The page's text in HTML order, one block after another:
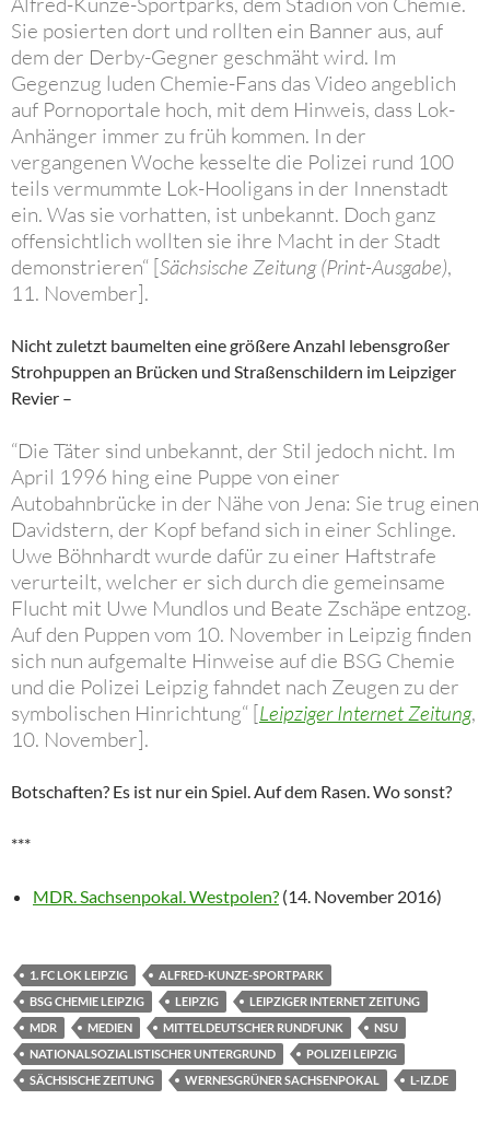
Sie posierten dort und rollten ein Banner aus, auf
dem der Derby-Gegner geschmäht wird. Im
Gegenzug luden Chemie-Fans das Video angeblich
auf Pornoportale hoch, mit dem Hinweis, dass Lok-
Anhänger immer zu früh kommen. In der
vergangenen Woche kesselte die Polizei rund 100
teils vermummte Lok-Hooligans in der Innenstadt
ein. Was sie vorhatten, ist unbekannt. Doch ganz
offensichtlich wollten sie ihre Macht in der Stadt
demonstrieren“ [Sächsische Zeitung (Print-Ausgabe),
11. November].
Nicht zuletzt baumelten eine größere Anzahl lebensgroßer
Strohpuppen an Brücken und Straßenschildern im Leipziger
Revier –
“Die Täter sind unbekannt, der Stil jedoch nicht. Im
April 1996 hing eine Puppe von einer
Autobahnbrücke in der Nähe von Jena: Sie trug einen
Davidstern, der Kopf befand sich in einer Schlinge.
Uwe Böhnhardt wurde dafür zu einer Haftstrafe
verurteilt, welcher er sich durch die gemeinsame
Flucht mit Uwe Mundlos und Beate Zschäpe entzog.
Auf den Puppen vom 10. November in Leipzig finden
sich nun aufgemalte Hinweise auf die BSG Chemie
und die Polizei Leipzig fahndet nach Zeugen zu der
symbolischen Hinrichtung“ [Leipziger Internet Zeitung,
10. November].
Botschaften? Es ist nur ein Spiel. Auf dem Rasen. Wo sonst?
***
MDR. Sachsenpokal. Westpolen? (14. November 2016)
1. FC LOK LEIPZIG
ALFRED-KUNZE-SPORTPARK
BSG CHEMIE LEIPZIG
LEIPZIG
LEIPZIGER INTERNET ZEITUNG
MDR
MEDIEN MITTELDEUTSCHER RUNDFUNK
NSU
NATIONALSOZIALISTISCHER UNTERGRUND
POLIZEI LEIPZIG
SÄCHSISCHE ZEITUNG
WERNESGRÜNER SACHSENPOKAL L-IZ.DE